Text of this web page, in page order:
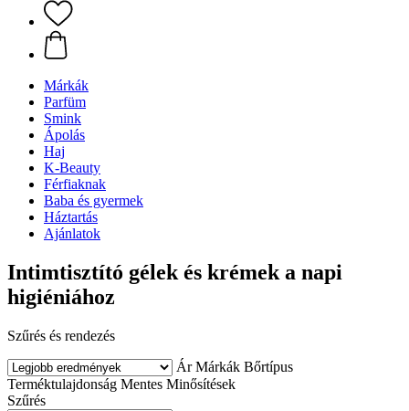
Márkák
Parfüm
Smink
Ápolás
Haj
K-Beauty
Férfiaknak
Baba és gyermek
Háztartás
Ajánlatok
Intimtisztító gélek és krémek a napi
higiéniához
Szűrés és rendezés
Ár Márkák Bőrtípus
Terméktulajdonság Mentes Minősítések
Szűrés